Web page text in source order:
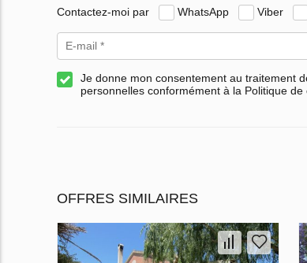
Contactez-moi par WhatsApp Viber
Je donne mon consentement au traitement
personnelles conformément à la Politique de
OFFRES SIMILAIRES